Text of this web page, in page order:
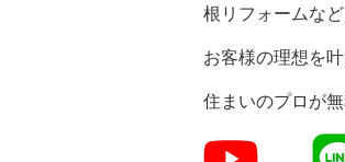
根リフォームな
お客様の理想を
住まいのプロが